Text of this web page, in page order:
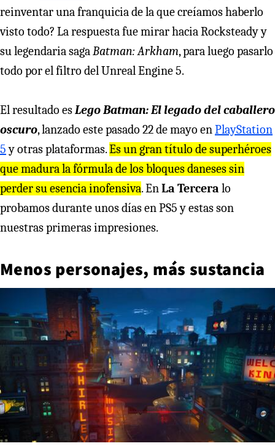
reinventar una franquicia de la que creíamos haberlo
visto todo? La respuesta fue mirar hacia Rocksteady y
su legendaria sagaBatman: Arkham, para luego pasarlo
todo por el filtro del Unreal Engine 5.
El resultado esLego Batman: El legado del caballero
oscuro, lanzado este pasado 22 de mayo enPlayStation
5y otras plataformas.Es un gran título de superhéroes
que madura la fórmula de los bloques daneses sin
perder su esencia inofensiva. EnLa Tercera lo
probamos durante unos días en PS5 y estas son
nuestras primeras impresiones.
Menos personajes, más sustancia